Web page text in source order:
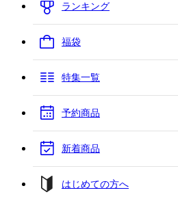
ランキング
福袋
特集一覧
予約商品
新着商品
はじめての方へ